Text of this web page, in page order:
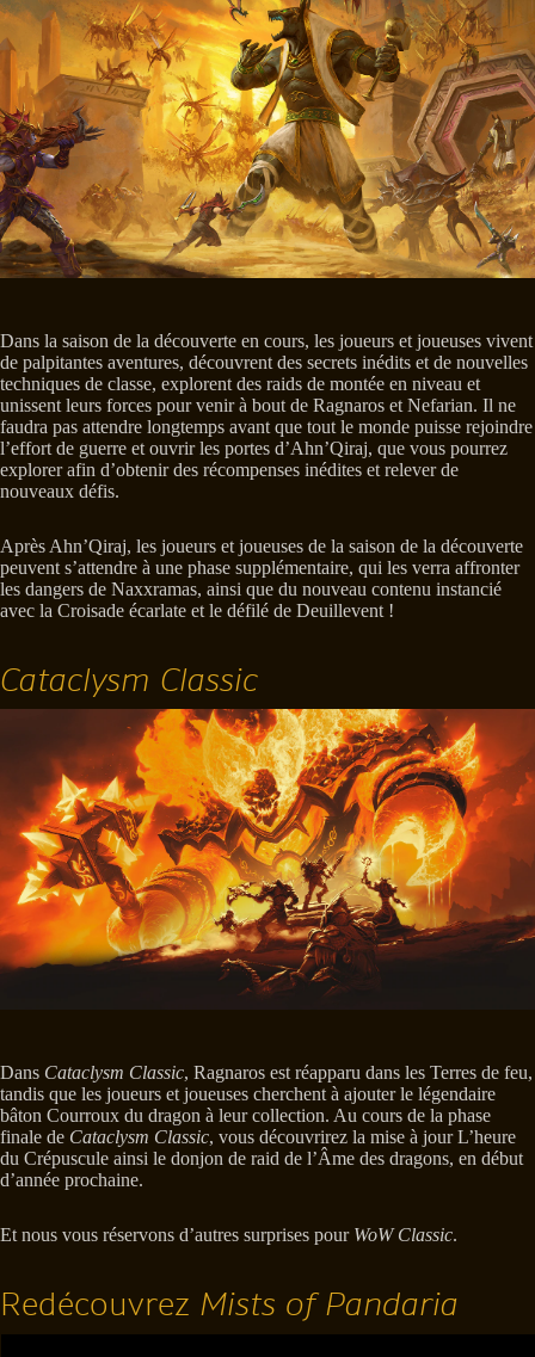
Dans la saison de la découverte en cours, les joueurs et joueuses vivent
de palpitantes aventures, découvrent des secrets inédits et de nouvelles
techniques de classe, explorent des raids de montée en niveau et
unissent leurs forces pour venir à bout de Ragnaros et Nefarian. Il ne
faudra pas attendre longtemps avant que tout le monde puisse rejoindre
l’effort de guerre et ouvrir les portes d’Ahn’Qiraj, que vous pourrez
explorer afin d’obtenir des récompenses inédites et relever de
nouveaux défis.
Après Ahn’Qiraj, les joueurs et joueuses de la saison de la découverte
peuvent s’attendre à une phase supplémentaire, qui les verra affronter
les dangers de Naxxramas, ainsi que du nouveau contenu instancié
avec la Croisade écarlate et le défilé de Deuillevent !
Cataclysm Classic
Dans Cataclysm Classic, Ragnaros est réapparu dans les Terres de feu,
tandis que les joueurs et joueuses cherchent à ajouter le légendaire
bâton Courroux du dragon à leur collection. Au cours de la phase
finale de Cataclysm Classic, vous découvrirez la mise à jour L’heure
du Crépuscule ainsi le donjon de raid de l’Âme des dragons, en début
d’année prochaine.
Et nous vous réservons d’autres surprises pour WoW Classic.
Redécouvrez Mists of Pandaria